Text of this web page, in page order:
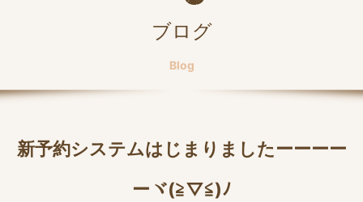
ブログ
Blog
新予約システムはじまりましたーーーー
ーヾ(≧▽≦)ﾉ